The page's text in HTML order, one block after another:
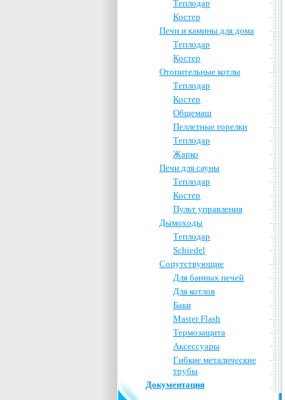
Теплодар
Костер
Печи и камины для дома
Теплодар
Костер
Отопительные котлы
Теплодар
Костер
Общемаш
Пеллетные горелки
Теплодар
Жарко
Печи для сауны
Теплодар
Костер
Пульт управления
Дымоходы
Теплодар
Schiedel
Сопутствующие
Для банных печей
Для котлов
Баки
Master Flash
Термозащита
Аксессуары
Гибкие металические
трубы
Документация